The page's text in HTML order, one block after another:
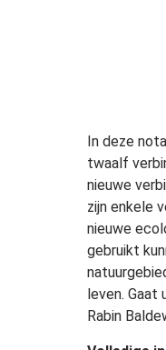
In deze
twaalf
nieuwe
zijn enkele
nieuwe
gebruikt
leven. Gaat
Rabin